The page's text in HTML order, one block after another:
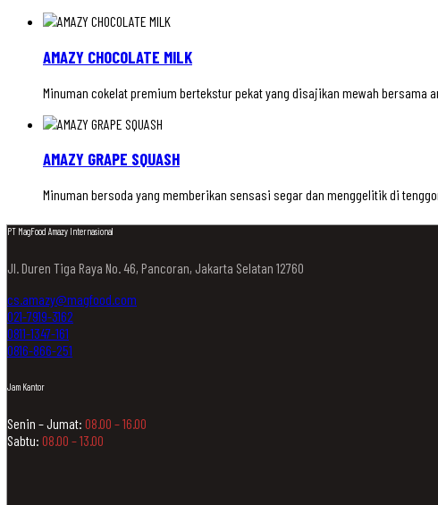
AMAZY CHOCOLATE MILK
Minuman cokelat premium bertekstur pekat yang disajikan mewah bersama
AMAZY GRAPE SQUASH
Minuman bersoda yang memberikan sensasi segar dan menggelitik di
PT MagFood Amazy Internasional
Jl. Duren Tiga Raya No. 46, Pancoran, Jakarta Selatan 12760
cs.amazy@magfood.com
021-7919-3162
0811-1347-161
0816-866-251
Jam Kantor
Senin – Jumat: 08.00 – 16.00
Sabtu: 08.00 – 13.00